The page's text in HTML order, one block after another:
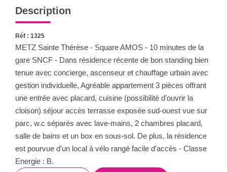
Description
Réf : 1325
METZ Sainte Thérèse - Square AMOS - 10 minutes de la
gare SNCF - Dans résidence récente de bon standing bien
tenue avec concierge, ascenseur et chauffage urbain avec
gestion individuelle, Agréable appartement 3 pièces offrant
une entrée avec placard, cuisine (possibilité d'ouvrir la
cloison) séjour accès terrasse exposée sud-ouest vue sur
parc, w.c séparés avec lave-mains, 2 chambres placard,
salle de bains et un box en sous-sol. De plus, la résidence
est pourvue d'un local à vélo rangé facile d'accès - Classe
Energie : B.